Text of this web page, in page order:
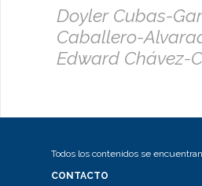
Doyler Cubas-
Caballero-
Edward Chávez-
Todos los contenidos se
CONTACTO